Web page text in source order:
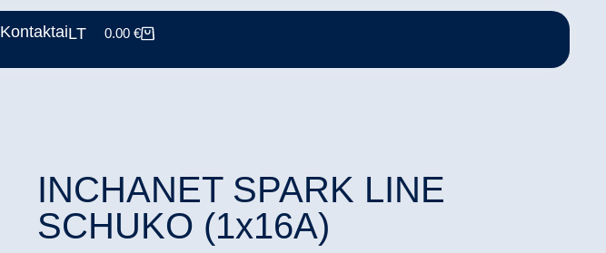
KontaktaiLT 0.00 €
INCHANET SPARK LINE
SCHUKO (1x16A)